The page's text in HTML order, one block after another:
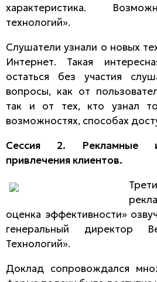
характеристика.
технологий».
Слушатели узнали о новых
Интернет. Такая
остаться без участия
вопросы, как от
так и от тех, кто узнал
возможностях, способах
Сессия 2. Рекламные
привлечения клиентов.
оценка эффективности»
генеральный директор
Технологий».
Доклад сопровождался